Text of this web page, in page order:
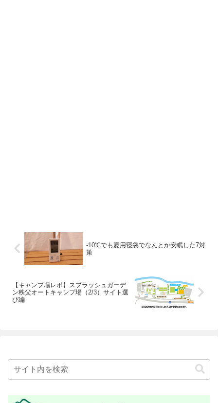
-10℃でも夏用寝袋でなんとか安眠した7対
策
【キャンプ場レポ】スプラッシュガーデ
ン秩父オートキャンプ場（2/3）サイト選
び編